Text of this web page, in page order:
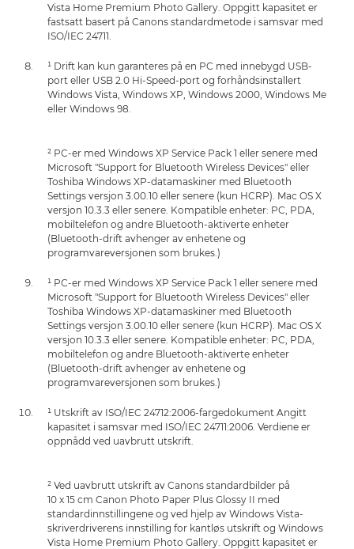
Vista Home Premium Photo Gallery. Oppgitt kapasitet er
fastsatt basert på Canons standardmetode i samsvar med
ISO/IEC 24711.
¹ Drift kan kun garanteres på en PC med innebygd USB-
port eller USB 2.0 Hi-Speed-port og forhåndsinstallert
Windows Vista, Windows XP, Windows 2000, Windows Me
eller Windows 98.
² PC-er med Windows XP Service Pack 1 eller senere med
Microsoft "Support for Bluetooth Wireless Devices" eller
Toshiba Windows XP-datamaskiner med Bluetooth
Settings versjon 3.00.10 eller senere (kun HCRP). Mac OS X
versjon 10.3.3 eller senere. Kompatible enheter: PC, PDA,
mobiltelefon og andre Bluetooth-aktiverte enheter
(Bluetooth-drift avhenger av enhetene og
programvareversjonen som brukes.)
¹ PC-er med Windows XP Service Pack 1 eller senere med
Microsoft "Support for Bluetooth Wireless Devices" eller
Toshiba Windows XP-datamaskiner med Bluetooth
Settings versjon 3.00.10 eller senere (kun HCRP). Mac OS X
versjon 10.3.3 eller senere. Kompatible enheter: PC, PDA,
mobiltelefon og andre Bluetooth-aktiverte enheter
(Bluetooth-drift avhenger av enhetene og
programvareversjonen som brukes.)
¹ Utskrift av ISO/IEC 24712:2006-fargedokument Angitt
kapasitet i samsvar med ISO/IEC 24711:2006. Verdiene er
oppnådd ved uavbrutt utskrift.
² Ved uavbrutt utskrift av Canons standardbilder på
10 x 15 cm Canon Photo Paper Plus Glossy II med
standardinnstillingene og ved hjelp av Windows Vista-
skriverdriverens innstilling for kantløs utskrift og Windows
Vista Home Premium Photo Gallery. Oppgitt kapasitet er